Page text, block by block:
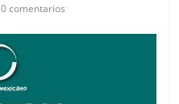
0 comentarios